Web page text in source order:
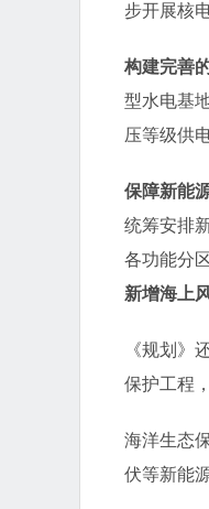
步开展核
构建完善
型水电基
压等级供
保障新能
统筹安排
各功能分
新增海上
《规划》
保护工程，
海洋生态
伏等新能